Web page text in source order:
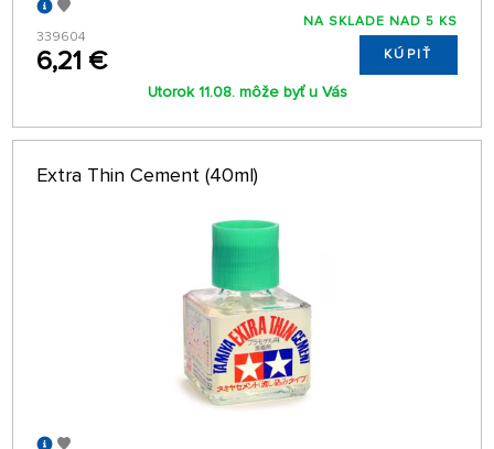
339604
6,21 €
NA SKLADE NAD 5 KS
KÚPIŤ
Utorok 11.08. môže byť u Vás
Extra Thin Cement (40ml)